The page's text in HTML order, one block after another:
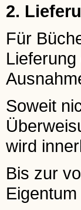
2.
Für
Soweit
wird
Bis zur